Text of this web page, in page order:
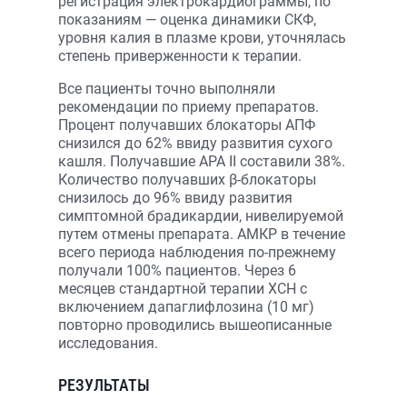
показаниям — оценка динамики СКФ,
уровня калия в плазме крови, уточнялась
степень приверженности к терапии.
Все пациенты точно выполняли
рекомендации по приему препаратов.
Процент получавших блокаторы АПФ
снизился до 62% ввиду развития сухого
кашля. Получавшие АРА II составили 38%.
Количество получавших β-блокаторы
снизилось до 96% ввиду развития
симптомной брадикардии, нивелируемой
путем отмены препарата. АМКР в течение
всего периода наблюдения по-прежнему
получали 100% пациентов. Через 6
месяцев стандартной терапии ХСН с
включением дапаглифлозина (10 мг)
повторно проводились вышеописанные
исследования.
РЕЗУЛЬТАТЫ